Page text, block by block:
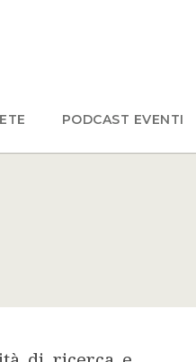
PODCAST EVENTI